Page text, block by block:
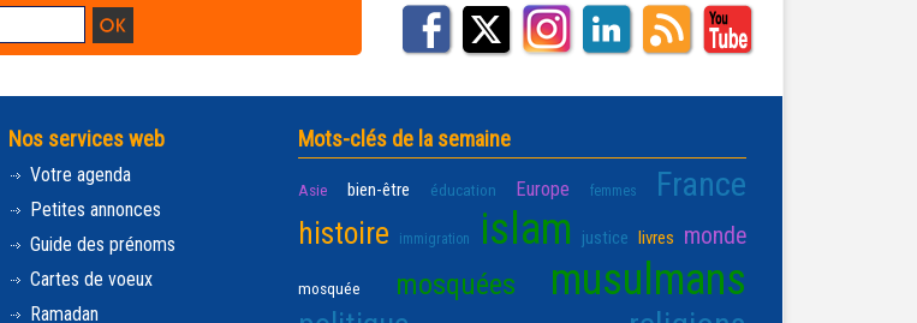
Nos services web
Votre agenda
Petites annonces
Guide des prénoms
Cartes de voeux
Ramadan
Mots-clés de la semaine
Asie bien-être éducation Europe femmes France
histoire immigration islam justice livres monde
mosquée mosquées musulmans